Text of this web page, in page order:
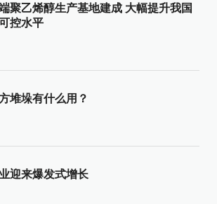
聚乙烯醇生产基地建成 大幅提升我国
控水平
堆垛有什么用？
迎来爆发式增长